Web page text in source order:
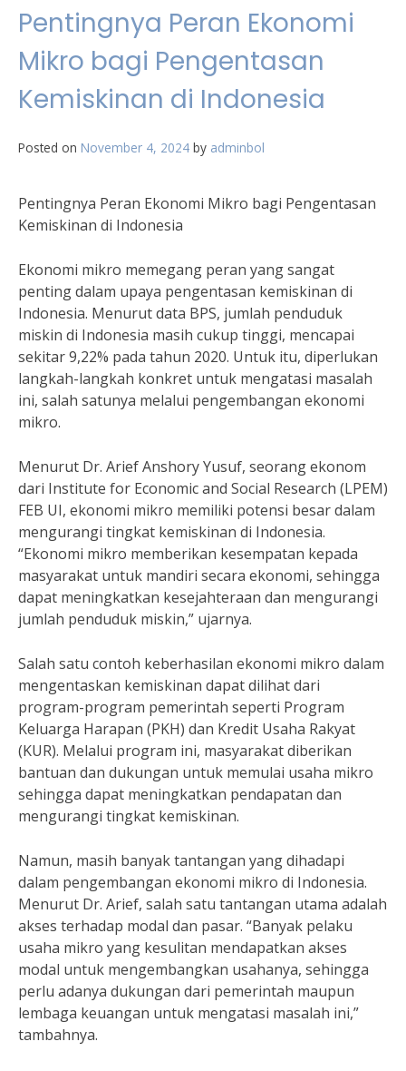
Pentingnya Peran Ekonomi
Mikro bagi Pengentasan
Kemiskinan di Indonesia
Posted on November 4, 2024 by adminbol
Pentingnya Peran Ekonomi Mikro bagi Pengentasan
Kemiskinan di Indonesia
Ekonomi mikro memegang peran yang sangat
penting dalam upaya pengentasan kemiskinan di
Indonesia. Menurut data BPS, jumlah penduduk
miskin di Indonesia masih cukup tinggi, mencapai
sekitar 9,22% pada tahun 2020. Untuk itu, diperlukan
langkah-langkah konkret untuk mengatasi masalah
ini, salah satunya melalui pengembangan ekonomi
mikro.
Menurut Dr. Arief Anshory Yusuf, seorang ekonom
dari Institute for Economic and Social Research (LPEM)
FEB UI, ekonomi mikro memiliki potensi besar dalam
mengurangi tingkat kemiskinan di Indonesia.
“Ekonomi mikro memberikan kesempatan kepada
masyarakat untuk mandiri secara ekonomi, sehingga
dapat meningkatkan kesejahteraan dan mengurangi
jumlah penduduk miskin,” ujarnya.
Salah satu contoh keberhasilan ekonomi mikro dalam
mengentaskan kemiskinan dapat dilihat dari
program-program pemerintah seperti Program
Keluarga Harapan (PKH) dan Kredit Usaha Rakyat
(KUR). Melalui program ini, masyarakat diberikan
bantuan dan dukungan untuk memulai usaha mikro
sehingga dapat meningkatkan pendapatan dan
mengurangi tingkat kemiskinan.
Namun, masih banyak tantangan yang dihadapi
dalam pengembangan ekonomi mikro di Indonesia.
Menurut Dr. Arief, salah satu tantangan utama adalah
akses terhadap modal dan pasar. “Banyak pelaku
usaha mikro yang kesulitan mendapatkan akses
modal untuk mengembangkan usahanya, sehingga
perlu adanya dukungan dari pemerintah maupun
lembaga keuangan untuk mengatasi masalah ini,”
tambahnya.